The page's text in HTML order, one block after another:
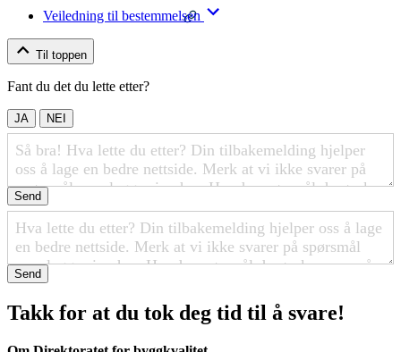
Veiledning til bestemmelsen
Til toppen
Fant du det du lette etter?
JA NEI
Send
Send
Takk for at du tok deg tid til å svare!